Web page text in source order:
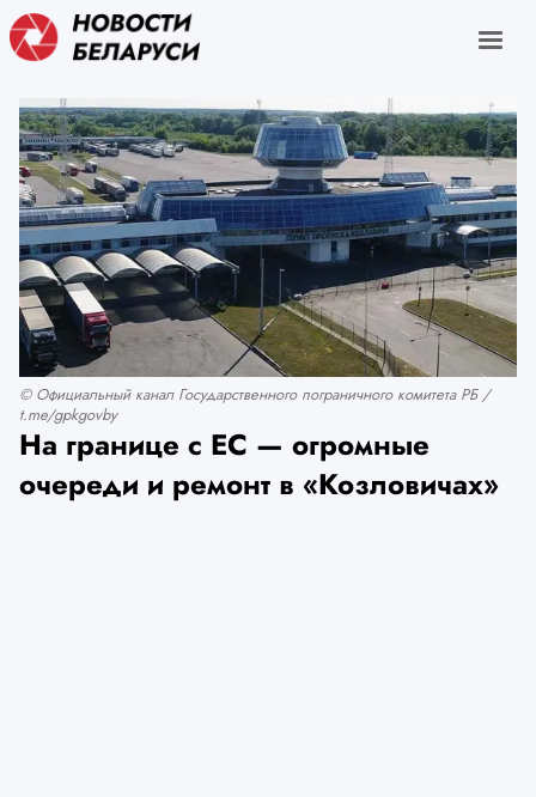
© Официальный канал Государственного пограничного комитета РБ /
t.me/gpkgovby
На границе с ЕС — огромные
очереди и ремонт в «Козловичах»